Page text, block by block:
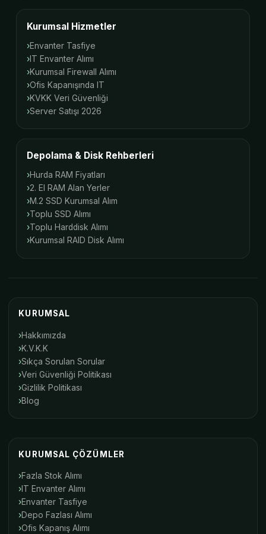
Kurumsal Hizmetler
Envanter Tasfiye
IT Envanter Alımı
Kurumsal Firewall Alımı
Ofis Kapanışında IT
KVKK Veri Güvenliği
Server Satışı 2026
Depolama & Disk Rehberleri
Hurda RAM Fiyatları
2. El RAM Alan Yerler
M.2 SSD Kurumsal Alım
Toplu SSD Alımı
Toplu Harddisk Alımı
Kurumsal RAID Disk Alımı
KURUMSAL
Hakkımızda
K.V.K.K
Sıkça Sorulan Sorular
Veri Güvenliği Politikası
Gizlilik Politikası
Blog
KURUMSAL ÇÖZÜMLER
Fazla Stok Alımı
IT Envanter Alımı
Envanter Tasfiye
Depo Fazlası Alımı
Ofis Kapanış Alımı